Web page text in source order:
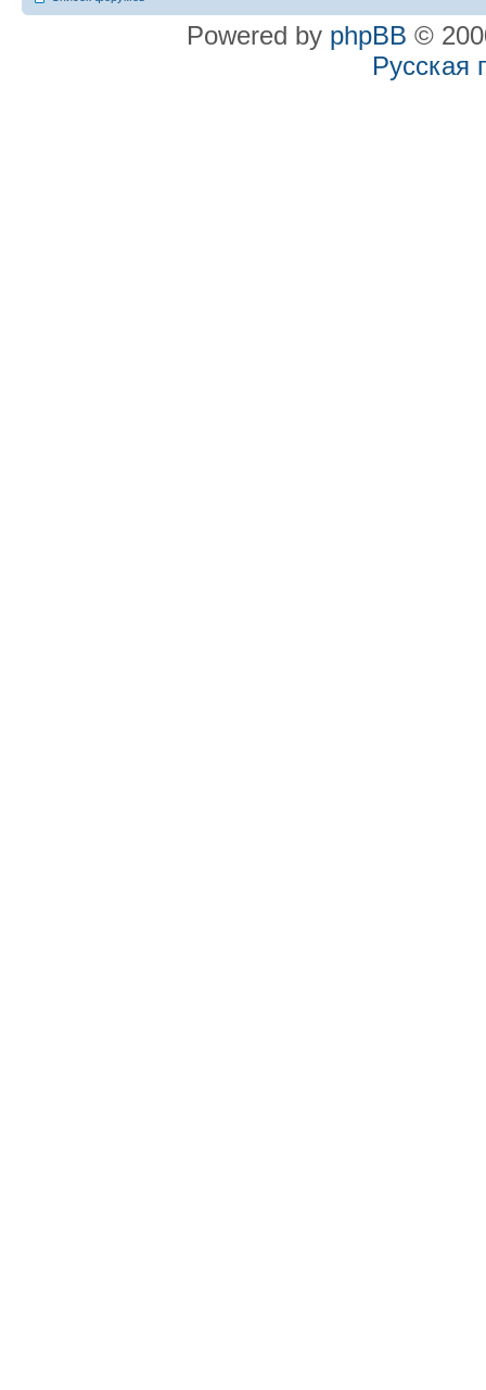
Powered by phpBB ©
Русская